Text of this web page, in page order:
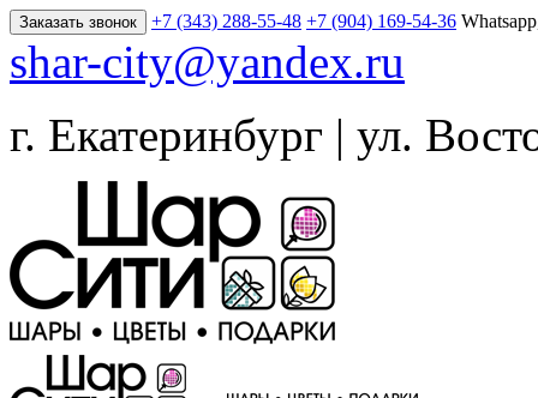
Заказать звонок +7 (343) 288-55-48 +7 (904) 169-54-36
shar-city@yandex.ru
г. Екатеринбург | ул.